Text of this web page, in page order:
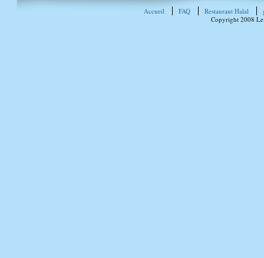
Accueil FAQ Restaurant Halal
Copyright 2008